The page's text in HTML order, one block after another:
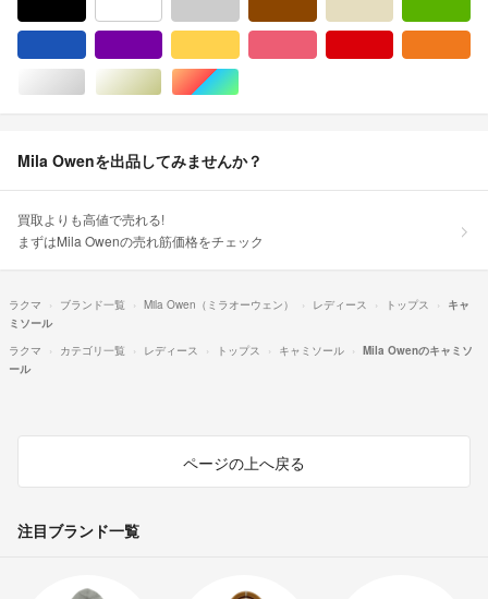
シルバー/銀色系ゴールド/金色系マルチカラー
Mila Owenを出品してみませんか？
買取よりも高値で売れる!
まずはMila Owenの売れ筋価格をチェック
ラクマ ブランド一覧 Mila Owen（ミラオーウェン） レディース トップス
キャ
ミソール
ラクマ
カテゴリ一覧 レディース トップス キャミソール
Mila Owenのキャミソ
ール
ページの上へ戻る
注目ブランド一覧